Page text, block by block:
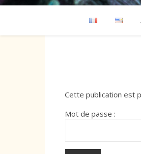
Cette publication est
Mot de passe :